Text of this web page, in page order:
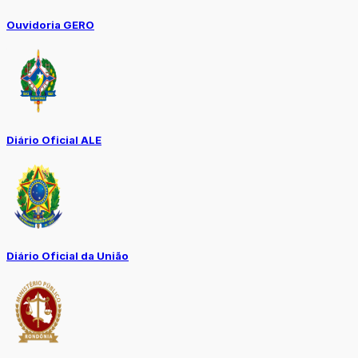
Ouvidoria GERO
Diário Oficial ALE
Diário Oficial da União